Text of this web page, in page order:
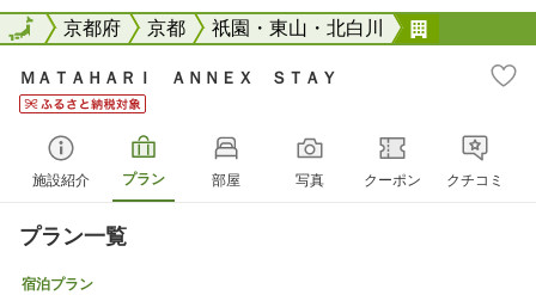
全国京都府 京都 祇園・東山・北白川
全国
ＭＡＴＡＨＡＲＩ ＡＮＮＥＸ ＳＴＡＹ
施設紹介 プラン 部屋 写真 クーポン クチコミ
プラン一覧
宿泊プラン